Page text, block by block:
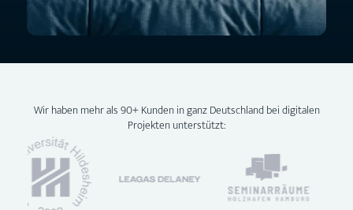
Wir haben mehr als 90+ Kunden in ganz Deutschland bei digitalen
Projekten unterstützt: